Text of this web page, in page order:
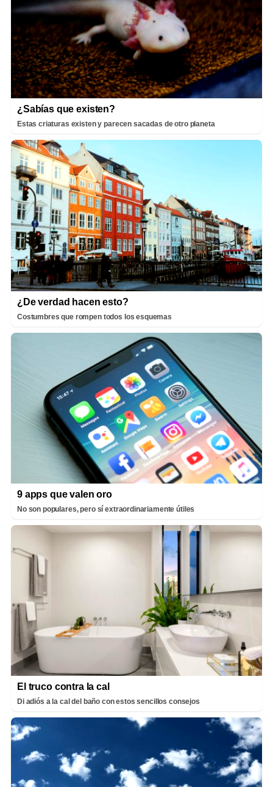
¿Sabías que existen?
Estas criaturas existen y parecen sacadas de otro planeta
¿De verdad hacen esto?
Costumbres que rompen todos los esquemas
9 apps que valen oro
No son populares, pero sí extraordinariamente útiles
El truco contra la cal
Di adiós a la cal del baño con estos sencillos consejos